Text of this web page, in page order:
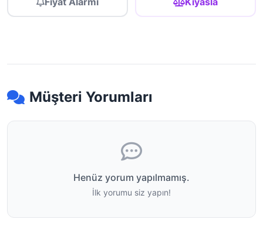
Müşteri Yorumları
Henüz yorum yapılmamış.
İlk yorumu siz yapın!